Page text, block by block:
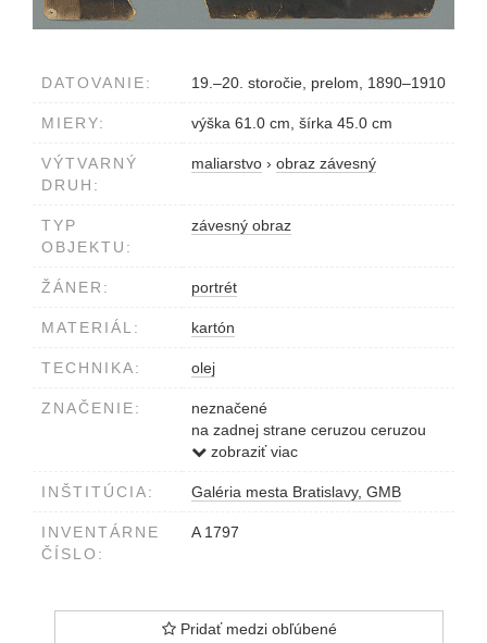
DATOVANIE: 19.–20. storočie, prelom, 1890–1910
MIERY: výška 61.0 cm, šírka 45.0 cm
VÝTVARNÝ
DRUH:
maliarstvo › obraz závesný
TYP
OBJEKTU:
závesný obraz
ŽÁNER: portrét
MATERIÁL: kartón
TECHNIKA: olej
ZNAČENIE:
neznačené
na zadnej strane ceruzou ceruzou
Martinengo sen.
zobraziť viac
INŠTITÚCIA: Galéria mesta Bratislavy, GMB
INVENTÁRNE
ČÍSLO:
A 1797
Pridať medzi obľúbené